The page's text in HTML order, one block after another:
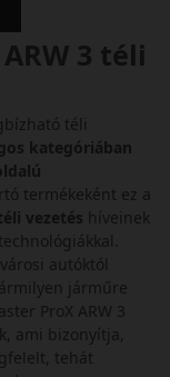
3 téli
téli
kategóriában
termékeként ez a
vezetés híveinek
autóktól
járműre
ProX ARW 3
ami bizonyítja,
tehát